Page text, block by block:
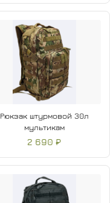
Рюкзак штурмовой 30л
мультикам
2 690 ₽